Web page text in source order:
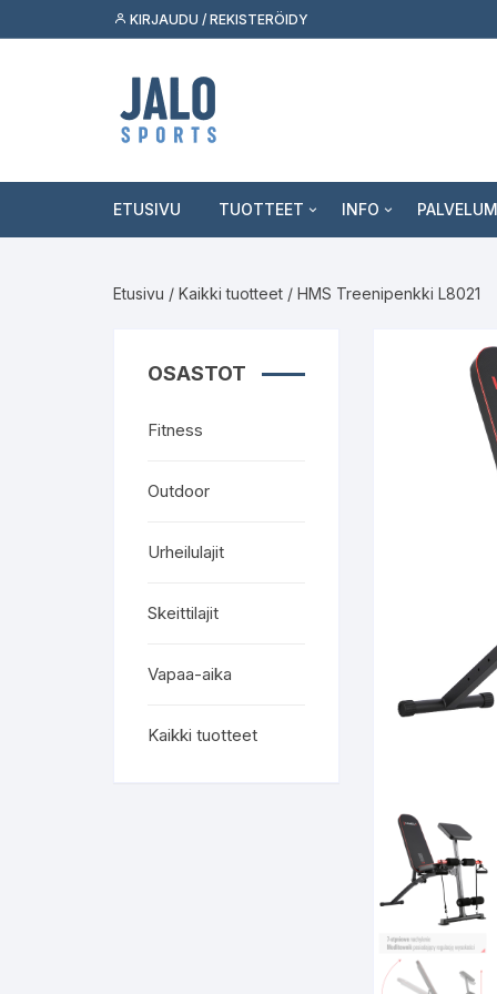
suoraan
KIRJAUDU / REKISTERÖIDY
ETUSIVU TUOTTEET
Skeittilajit
INFO
Etusivu / Kaikki tuotteet / HMS Treenipenkki L8021
OSASTOT
Fitness
Outdoor
Urheilulajit
Skeittilajit
Vapaa-aika
Kaikki tuotteet